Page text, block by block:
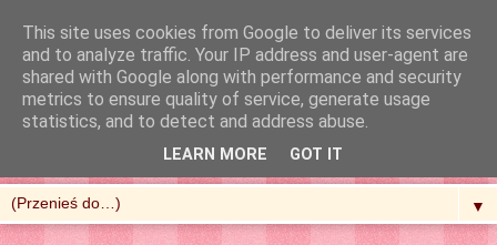
R'n'G Kitchen
▼
This site uses cookies from Google to deliver its services
and to analyze traffic. Your IP address and user-agent are
shared with Google along with performance and security
metrics to ensure quality of service, generate usage
statistics, and to detect and address abuse.
LEARN MORE GOT IT